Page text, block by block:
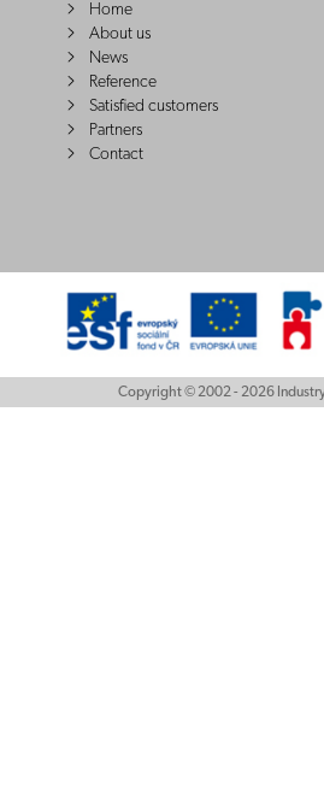
Home
About us
News
Reference
Satisfied customers
Partners
Contact
Copyright © 2002 - 2026